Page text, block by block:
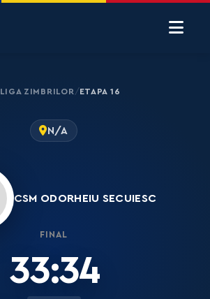
LIGA ZIMBRILOR /ETAPA 16
N/A
CSM ODORHEIU SECUIESC
FINAL
33:34